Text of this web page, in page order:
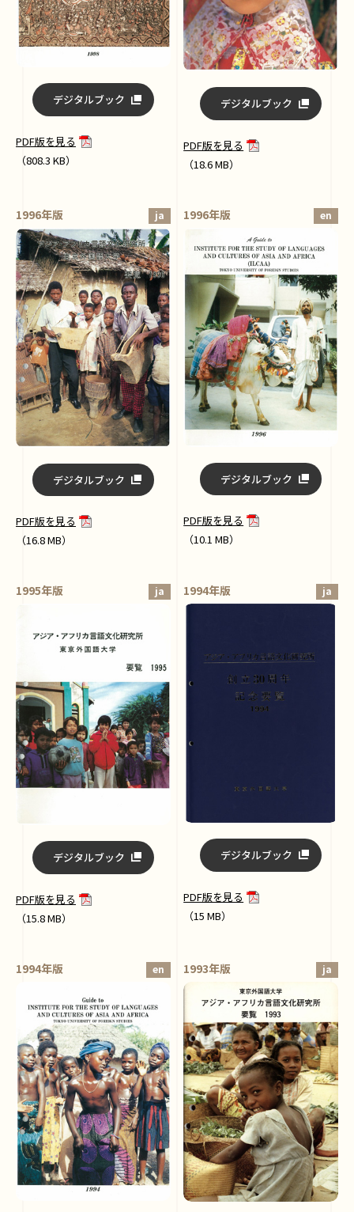
デジタルブック
PDF版を見る
（808.3 KB）
デジタルブック
PDF版を見る
（18.6 MB）
1996年版 ja
デジタルブック
PDF版を見る
（16.8 MB）
1996年版 en
デジタルブック
PDF版を見る
（10.1 MB）
1995年版 ja
デジタルブック
PDF版を見る
（15.8 MB）
1994年版 ja
デジタルブック
PDF版を見る
（15 MB）
1994年版 en 1993年版 ja